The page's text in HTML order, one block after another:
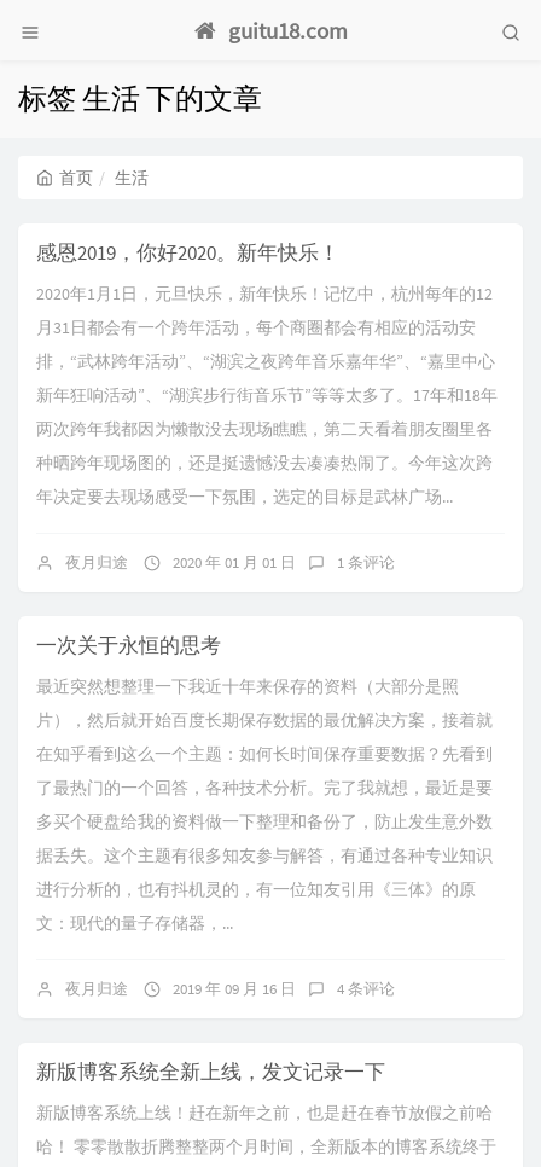
guitu18.com
标签 生活 下的文章
首页 生活
感恩2019，你好2020。新年快乐！
2020年1月1日，元旦快乐，新年快乐！记忆中，杭州每年的12
月31日都会有一个跨年活动，每个商圈都会有相应的活动安
排，“武林跨年活动”、“湖滨之夜跨年音乐嘉年华”、“嘉里中心
新年狂响活动”、“湖滨步行街音乐节”等等太多了。17年和18年
两次跨年我都因为懒散没去现场瞧瞧，第二天看着朋友圈里各
种晒跨年现场图的，还是挺遗憾没去凑凑热闹了。今年这次跨
年决定要去现场感受一下氛围，选定的目标是武林广场...
夜月归途 2020 年 01 月 01 日 1 条评论
一次关于永恒的思考
最近突然想整理一下我近十年来保存的资料（大部分是照
片），然后就开始百度长期保存数据的最优解决方案，接着就
在知乎看到这么一个主题：如何长时间保存重要数据？先看到
了最热门的一个回答，各种技术分析。完了我就想，最近是要
多买个硬盘给我的资料做一下整理和备份了，防止发生意外数
据丢失。这个主题有很多知友参与解答，有通过各种专业知识
进行分析的，也有抖机灵的，有一位知友引用《三体》的原
文：现代的量子存储器，...
夜月归途 2019 年 09 月 16 日 4 条评论
新版博客系统全新上线，发文记录一下
新版博客系统上线！赶在新年之前，也是赶在春节放假之前哈
哈！ 零零散散折腾整整两个月时间，全新版本的博客系统终于